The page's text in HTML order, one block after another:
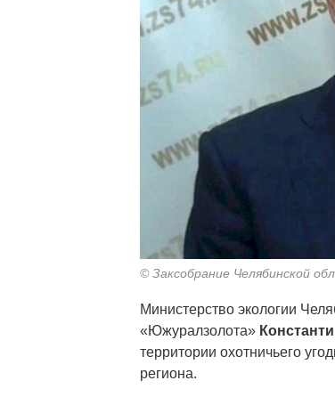
© Заксобрание Челябинской
Министерство экологии
«Южуралзолота»
территории охотничьего
региона.